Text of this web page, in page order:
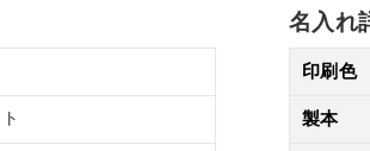
名入れ
印刷色
製本